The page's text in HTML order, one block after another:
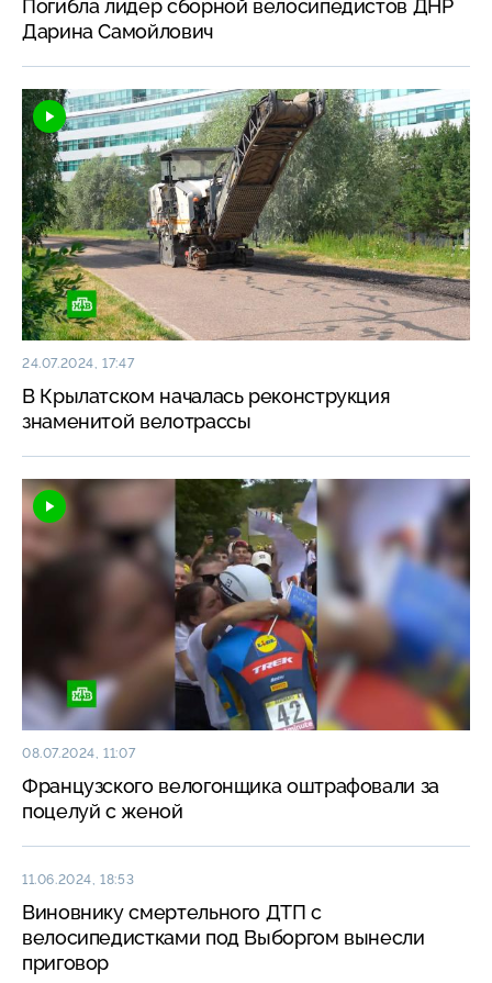
Погибла лидер сборной велосипедистов ДНР
Дарина Самойлович
24.07.2024, 17:47
В Крылатском началась реконструкция
знаменитой велотрассы
08.07.2024, 11:07
Французского велогонщика оштрафовали за
поцелуй с женой
11.06.2024, 18:53
Виновнику смертельного ДТП с
велосипедистками под Выборгом вынесли
приговор